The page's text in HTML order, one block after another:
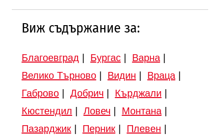
Виж съдържание за:
Благоевград Бургас| Варна|
Велико Търново| Видин Враца|
Габрово| Добрич Кърджали
Кюстендил
Ловеч Монтана|
Пазарджик| Перник| Плевен